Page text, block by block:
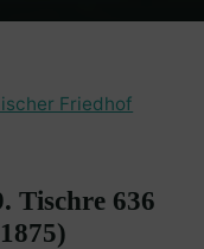
Friedhof
Tischre 636